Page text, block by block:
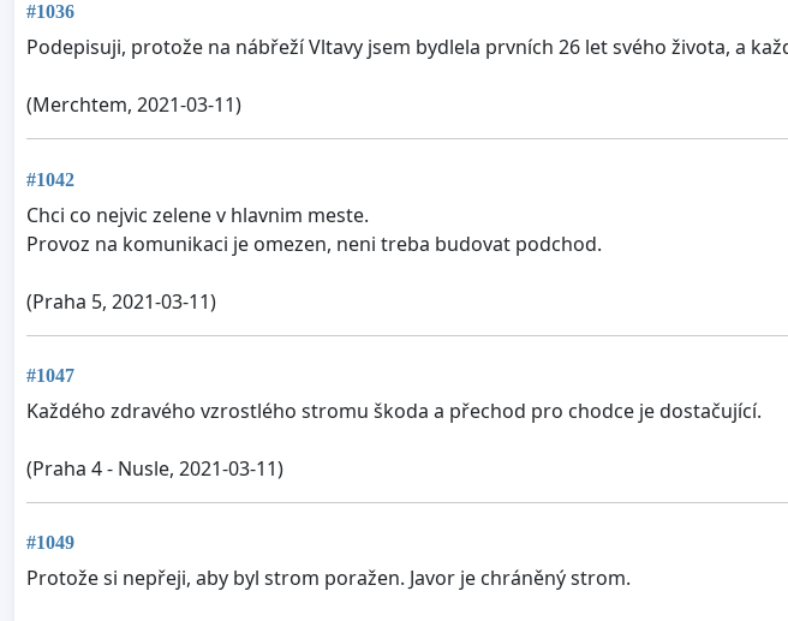
#1036
Podepisuji, protože na nábřeží Vltavy jsem bydlela prvních 26 let svého života, a
(Merchtem, 2021-03-11)
#1042
Chci co nejvic zelene v hlavnim meste.
Provoz na komunikaci je omezen, neni treba budovat podchod.
(Praha 5, 2021-03-11)
#1047
Každého zdravého vzrostlého stromu škoda a přechod pro chodce je dostačující.
(Praha 4 - Nusle, 2021-03-11)
#1049
Protože si nepřeji, aby byl strom poražen. Javor je chráněný strom.